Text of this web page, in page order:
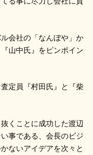
会社の「なんぼや」か
山中氏』をピンポイン
定員『村田氏』と『柴
くことに成功した渡辺
事である、会長のビジ
ないアイデアを次々と